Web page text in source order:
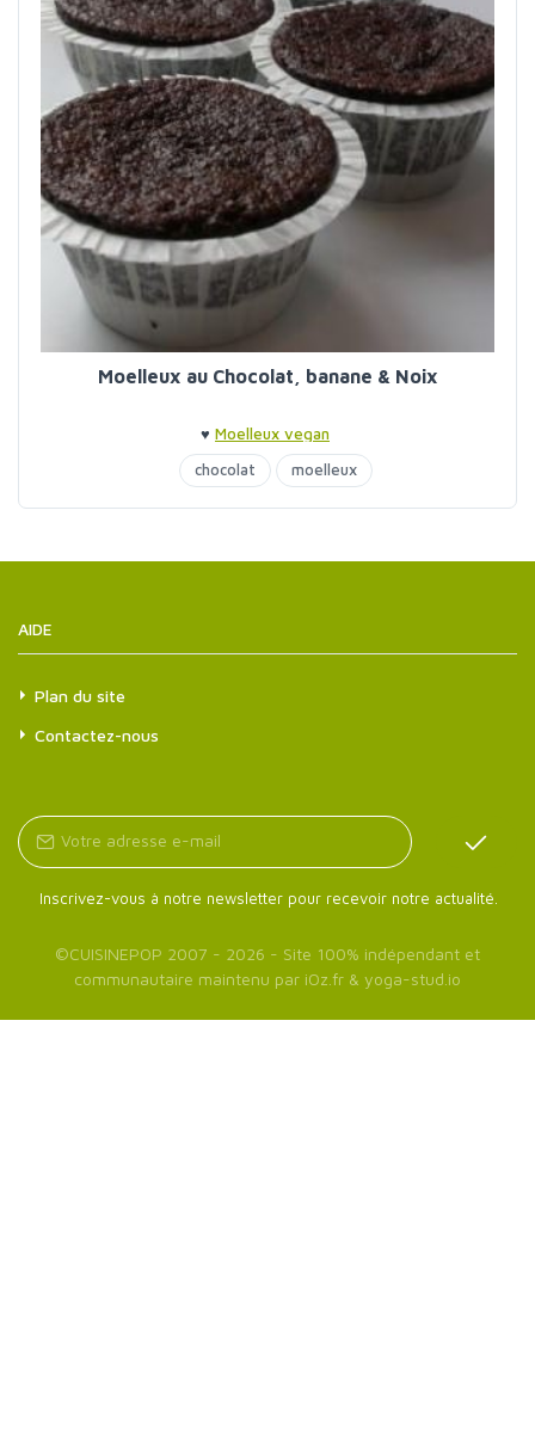
Moelleux au Chocolat, banane & Noix
♥ Moelleux vegan
chocolat
moelleux
AIDE
Plan du site
Contactez-nous
Inscrivez-vous à notre newsletter pour recevoir notre actualité.
©CUISINEPOP 2007 - 2026 - Site 100% indépendant et
communautaire maintenu par iOz.fr & yoga-stud.io